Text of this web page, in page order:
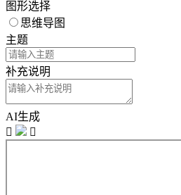
图形选择
思维导图
主题
补充说明
AI生成

